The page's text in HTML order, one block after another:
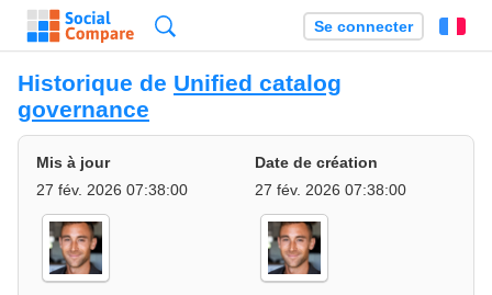
Se connecter
Historique de Unified catalog
governance
Mis à jour
27 fév. 2026 07:38:00
Date de création
27 fév. 2026 07:38:00